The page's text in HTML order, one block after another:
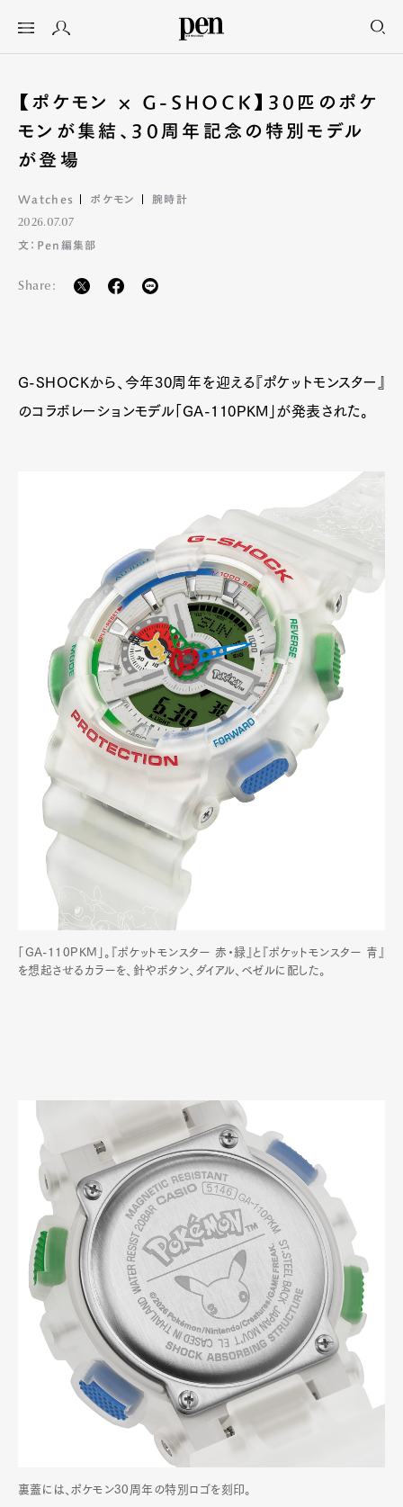
【ポケモン × G-SHOCK】30匹のポケ
モンが集結、30周年記念の特別モデル
が登場
Watches ポケモン 腕時計
2026.07.07
文：Pen編集部
Share:
G-SHOCKから、今年30周年を迎える『ポケットモンスター』
のコラボレーションモデル「GA-110PKM」が発表された。
「GA-110PKM」。『ポケットモンスター 赤・緑』と『ポケットモンスター 青』
を想起させるカラーを、針やボタン、ダイアル、ベゼルに配した。
裏蓋には、ポケモン30周年の特別ロゴを刻印。